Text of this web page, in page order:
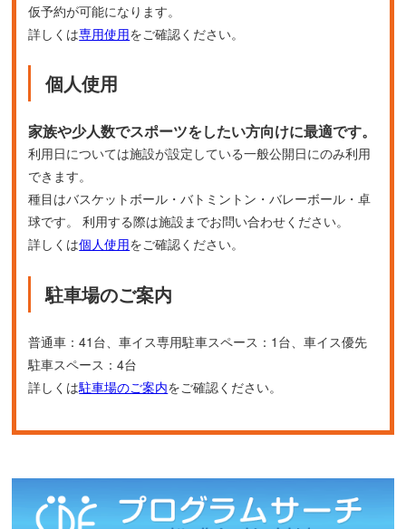
仮予約が可能になります。
詳しくは専用使用をご確認ください。
個人使用
家族や少人数でスポーツをしたい方向けに最適です。
利用日については施設が設定している一般公開日にのみ利用
できます。
種目はバスケットボール・バトミントン・バレーボール・卓
球です。 利用する際は施設までお問い合わせください。
詳しくは個人使用をご確認ください。
駐車場のご案内
普通車：41台、車イス専用駐車スペース：1台、車イス優先
駐車スペース：4台
詳しくは駐車場のご案内をご確認ください。